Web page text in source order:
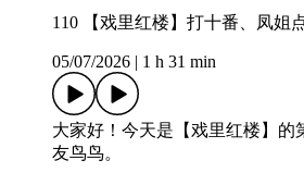
110 【戏里红楼】打十番、凤姐
05/07/2026 1 h 31 min
大家好！今天是【戏里红楼】的
友鸟鸟。